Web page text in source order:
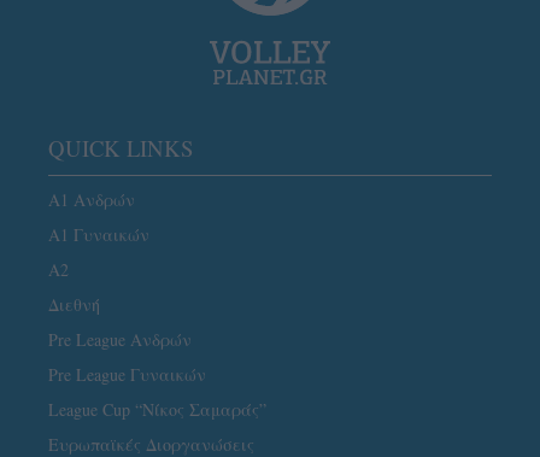
QUICK LINKS
Α1 Ανδρών
Α1 Γυναικών
A2
Διεθνή
Pre League Ανδρών
Pre League Γυναικών
League Cup “Νίκος Σαμαράς”
Ευρωπαϊκές Διοργανώσεις